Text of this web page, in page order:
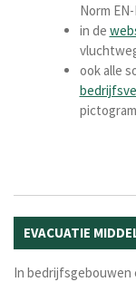
Norm
in de
ook alle
EVACUATIE
In bedrijfsgebouwen